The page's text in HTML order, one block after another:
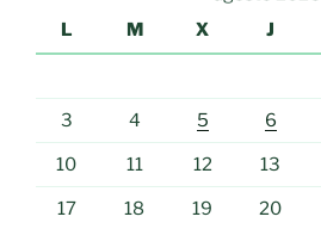
L
M X J
3 4 5 6
10 11 12 13
17 18 19 20